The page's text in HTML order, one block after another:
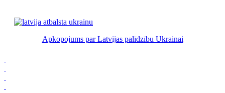
Apkopojums par Latvijas palīdzību Ukrainai